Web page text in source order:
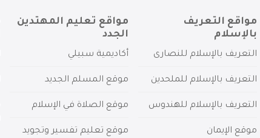
مواقع التعريف
بالإسلام
التعريف بالإسلام للنصارى
التعريف بالإسلام للملحدين
التعريف بالإسلام للهندوس
موقع الإيمان
مواقع تعليم المهتدين
الجدد
أكاديمية سبيلي
موقع المسلم الجديد
موقع الصلاة في الإسلام
موقع تعليم تفسير وتجويد